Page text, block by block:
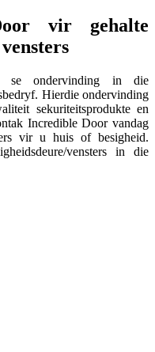
vir gehalte
se ondervinding in die
Hierdie ondervinding
sekuriteitsprodukte en
Incredible Door vandag
vir u huis of besigheid.
vensters in die